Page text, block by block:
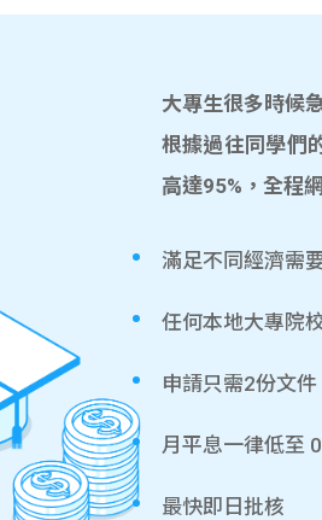
大專生很多時候
根據過往同學們
高達95%，全程
滿足不同經濟需
任何本地大專院
申請只需2份文
月平息一律低至
最快即日批核